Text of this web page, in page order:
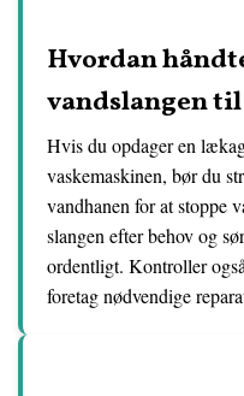
Hvordan
vandslangen
Hvis du opdager en
vaskemaskinen, bør du
vandhanen for at stoppe
slangen efter behov og
ordentligt. Kontroller
foretag nødvendige